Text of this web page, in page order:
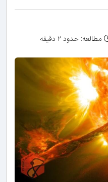
مطالعه: حدود ۲ دقیقه